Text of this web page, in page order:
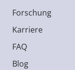
Forschung
Karriere
FAQ
Blog